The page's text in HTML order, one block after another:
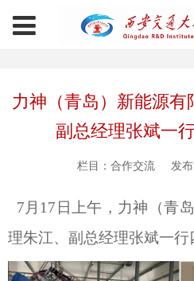
力神（青岛）新能源有
副总经理张斌一
栏目：合作交流 发
7月17日上午，力神（青
理朱江、副总经理张斌一行